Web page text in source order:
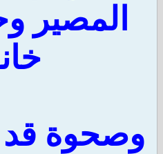
المصير
وصحوة قد